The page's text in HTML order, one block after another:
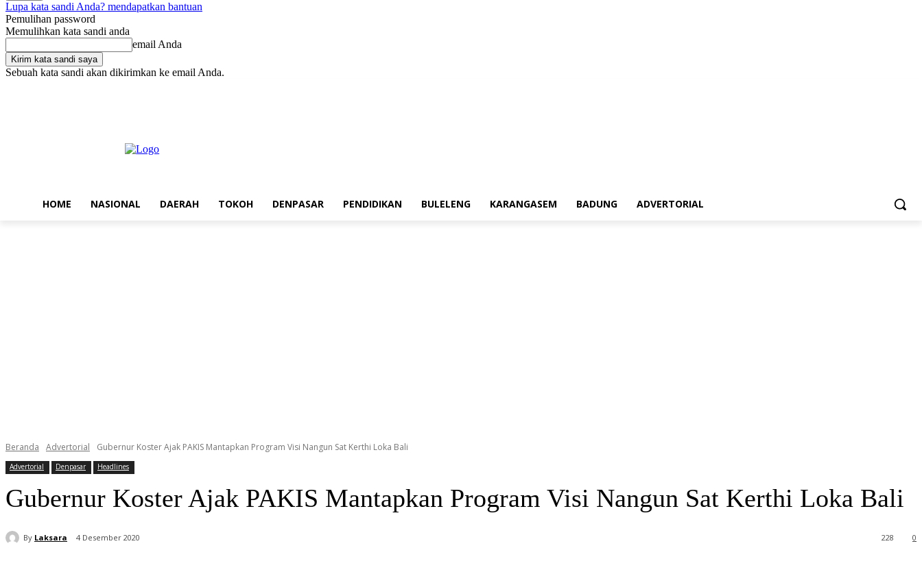
Lupa kata sandi Anda? mendapatkan bantuan
Pemulihan password
Memulihkan kata sandi anda
email Anda
Sebuah kata sandi akan dikirimkan ke email Anda.
HOME NASIONAL DAERAH TOKOH DENPASAR PENDIDIKAN BULELENG KARANGASEM BADUNG ADVERTORIAL
Beranda Advertorial Gubernur Koster Ajak PAKIS Mantapkan Program Visi Nangun Sat Kerthi Loka Bali
Advertorial Denpasar Headlines
Gubernur Koster Ajak PAKIS Mantapkan Program Visi Nangun Sat Kerthi Loka Bali
By Laksara 4 Desember 2020 0
228